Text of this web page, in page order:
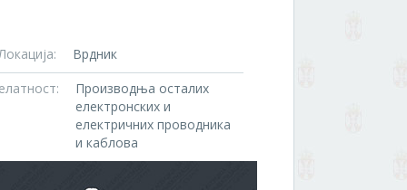
Врдник
Производња осталих
електронских и
електричних проводника
и каблова